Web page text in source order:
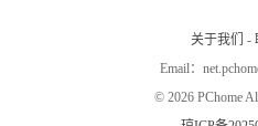
场（不含激光电视）的全渠道零售量
关于我们 -
Email：
© 2026 PChome